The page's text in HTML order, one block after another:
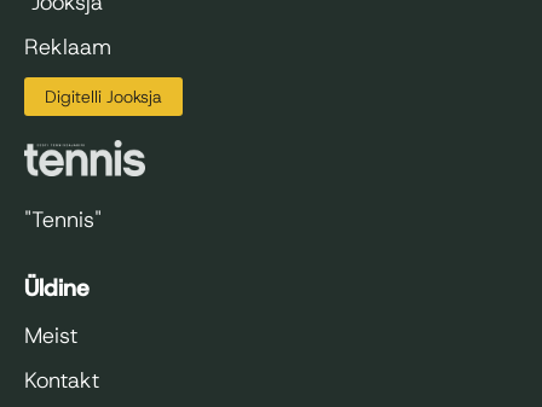
Reklaam
Digitelli Jooksja
"Tennis"
Üldine
Meist
Kontakt